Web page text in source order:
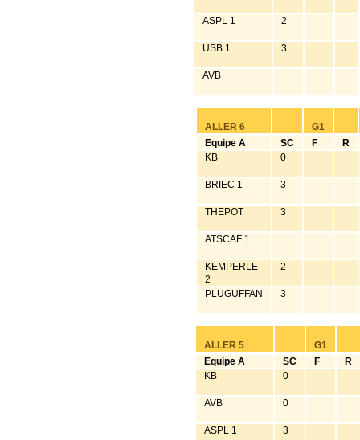
ASPL 1 2
USB 1 3
AVB
ALLER 6
G1
Equipe A
SC F
R
KB
0
BRIEC 1 3
THEPOT 3
ATSCAF 1
KEMPERLE
2
2
PLUGUFFAN 3
ALLER 5
G1
Equipe A
SC F
R
KB
0
AVB 0
ASPL 1 3